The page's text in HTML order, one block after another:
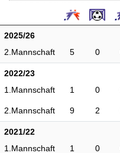
2025/26
2.Mannschaft
5 0
2022/23
1.Mannschaft
1 0
2.Mannschaft 9 2
2021/22
1.Mannschaft
1 0